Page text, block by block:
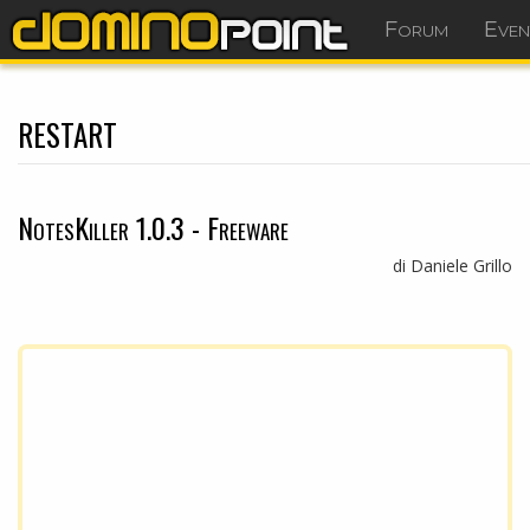
Forum
restart
NotesKiller 1.0.3 - Freeware
di Daniele Grillo